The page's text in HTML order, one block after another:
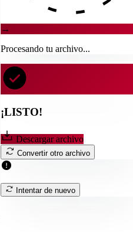
→
Procesando tu archivo...
¡LISTO!
Descargar archivo
Convertir otro archivo
Intentar de nuevo